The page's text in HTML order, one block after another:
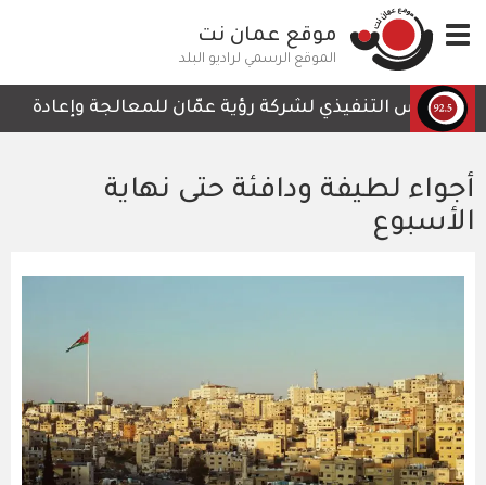
إلى
المحتوى
الرئيسي
Toggle
navigation
موقع عمان نت
الموقع الرسمي لراديو البلد
الرئيس التنفيذي لشركة رؤية عمّان للمعالجة وإعادة
أجواء لطيفة ودافئة حتى نهاية
الأسبوع